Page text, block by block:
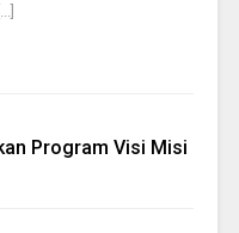
Program Visi Misi